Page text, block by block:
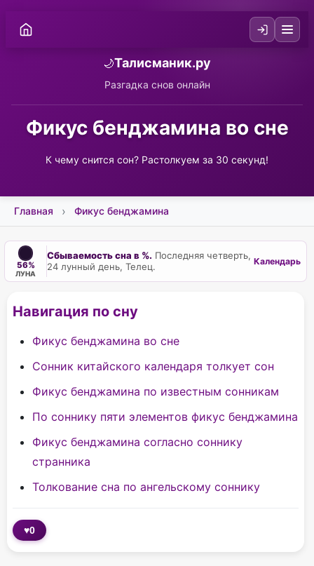
🌙Талисманик.ру
Разгадка снов онлайн
Фикус бенджамина во сне
К чему снится сон? Растолкуем за 30 секунд!
Главная Фикус бенджамина
56%
ЛУНА
Сбываемость сна в %. Последняя четверть,
24 лунный день, Телец.
Календарь
Навигация по сну
Фикус бенджамина во сне
Сонник китайского календаря толкует сон
Фикус бенджамина по известным сонникам
По соннику пяти элементов фикус бенджамина
Фикус бенджамина согласно соннику
странника
Толкование сна по ангельскому соннику
♥0